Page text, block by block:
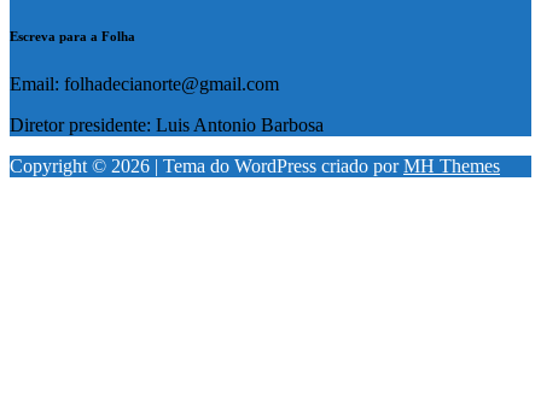
Escreva para a Folha
Email: folhadecianorte@gmail.com
Diretor presidente: Luis Antonio Barbosa
Copyright © 2026 | Tema do WordPress criado porMH Themes